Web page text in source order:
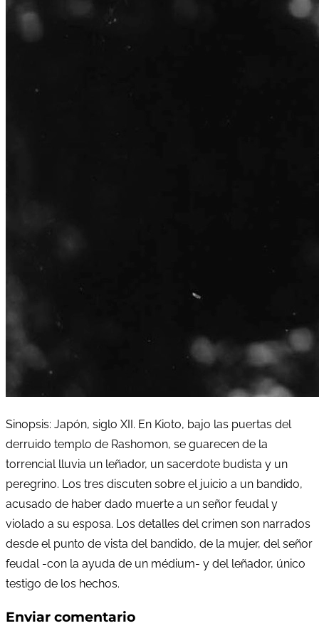
Sinopsis: Japón, siglo XII. En Kioto, bajo las puertas del
derruido templo de Rashomon, se guarecen de la
torrencial lluvia un leñador, un sacerdote budista y un
peregrino. Los tres discuten sobre el juicio a un bandido,
acusado de haber dado muerte a un señor feudal y
violado a su esposa. Los detalles del crimen son narrados
desde el punto de vista del bandido, de la mujer, del señor
feudal -con la ayuda de un médium- y del leñador, único
testigo de los hechos.
Enviar comentario